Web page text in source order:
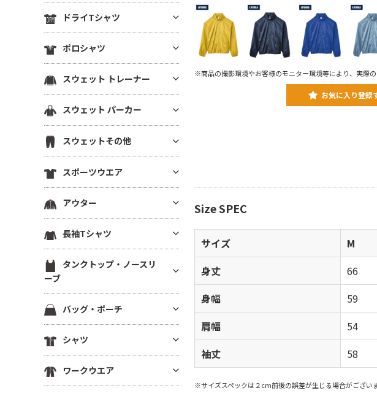
※商品の撮影環境やお客様のモニター環境等により、実際の
お気に入り登録
Size SPEC
サイズ M
身丈
66
身幅
59
肩幅
54
袖丈
58
※サイズスペックは２cm前後の誤差が生じる場合がございま
定番無地Tシャツ
薄手Tシャツ(4.9oz以下)
中肉厚Tシャツ(5～5.5oz)
4oz)
VネックTシャツ
ポケットTシャツ
オーガニック・天然素材Tシャ
ツ
リサイクル素材Tシャツ
7分袖・5分袖（ハーフスリー
ブ）
ラグランTシャツ
後染め・タイダイTシャツ
クロップドTシャツ
きれいめ・上質プレミアムTシ
ボーダーTシャツ
グラフィックTシャツ
ワンピース・チュニック
ドライTシャツ
定番無地ドライTシャツ
ドライTシャツ(半袖)
ドライTシャツ(長袖)
ドライノースリーブTシャツ
ドライTシャツその他
ポロシャツ
ドライポロシャツ(半袖)
ドライポロシャツ(長袖)
綿ポロシャツ(半袖)
綿ポロシャツ(長袖)
鹿の子ポロシャツ
ポケ無しポロシャツ
ポケ付きポロシャツ
ボタンダウンポロシャツ
スウェット トレーナー
薄手トレーナー(8.9oz以下)
中肉トレーナー(9～10.9oz)
厚手トレーナー(11oz～)
裏毛(裏パイル)トレーナー
裏起毛トレーナー
ドライスウェット トレーナー
ビッグシルエット トレーナー
スウェット パーカー
プルオーバーパーカー
ジップパーカー
薄手パーカー(8.9oz以下)
中肉パーカー(9～10.9oz)
厚手パーカー(11oz～)
裏毛(裏パイル)パーカー
裏起毛パーカー
ドライスウェット パーカー
パーカーその他
スウェットその他
スウェットパンツ
スウェットショーツ
スウェットジャケット
スウェットカーディガン
半袖スウェット
スポーツウエア
スポーツウエア トップス(半袖)
スポーツウエア トップス(長袖)
スポーツウエア ノースリーブ
ジャージ トラックパンツ
ハーフパンツ・ショーツ
ロングパンツ
スポーツ用インナー
ビブス
アウター
ブルゾン(裏地なし)
ブルゾン(裏地あり)
ブルゾン(厚手・防寒）
イベントブルゾン
コーチジャケット
スタジアムジャンパー
スポーツジャケット
フリースジャケット
長袖Tシャツ
定番無地長袖Tシャツ
ドライ・機能性長袖Tシャツ
薄手長袖Tシャツ(4.9oz以下)
中肉長袖厚Tシャツ(5～5.5oz)
ヘビーウエイト長袖Tシャツ(5.
6～6.4oz)
厚手長袖Tシャツ(6.5oz～)
ビッグシルエット長袖Tシャツ
タンクトップ・ノースリ
ーブ
タンクトップ
ノースリーブ
ドライノースリーブ
キャミソール
バッグ・ポーチ
コットンバッグ
キャンバストートバッグ
ナイロン・ポリエステルバッグ
シャツ
半袖シャツ
長袖シャツ
ワークウエア